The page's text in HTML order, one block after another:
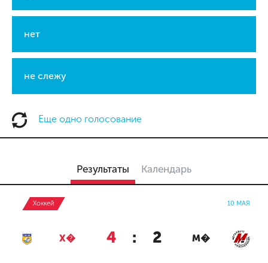
нет
не слежу
Еще одно голосование
Результаты Календарь
Хоккей 10 МАЯ
Х� 4 : 2 М�